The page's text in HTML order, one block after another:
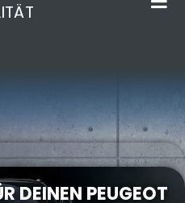
.
DEINEN PEUGEOT